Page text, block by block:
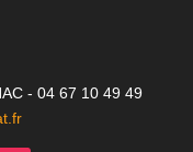
- 04 67 10 49 49